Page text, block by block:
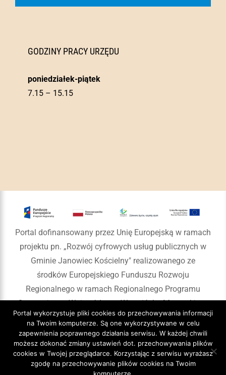
GODZINY PRACY URZĘDU
poniedziałek-piątek
7.15 – 15.15
Portal dofinansowany przez Unię Europejską w ramach
projektu pn. „Rozwój cyfrowych usług publicznych w
Gminie Janowiec Kościelny" realizowanego ze
środków Europejskiego Funduszu Rozwoju
Regionalnego w ramach Regionalnego Programu
Operacyjnego Województwa Warmińsko-Mazurskiego
na lata 2014-2020
Copyright 2020 Gmina Janowiec Kościelny
Portal wykorzystuje pliki cookies do przechowywania informacji
na Twoim komputerze. Są one wykorzystywane w celu
zapewnienia poprawnego działania serwisu. W każdej chwili
możesz dokonać zmiany ustawień dot. przechowywania plików
cookies w Twojej przeglądarce. Korzystając z serwisu wyrażasz
zgodę na przechowywanie plików cookies na Twoim